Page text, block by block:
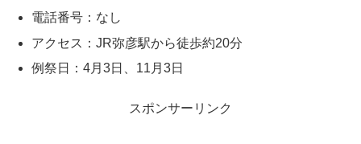
電話番号：なし
アクセス：JR弥彦駅から徒歩約20分
例祭日：4月3日、11月3日
スポンサーリンク